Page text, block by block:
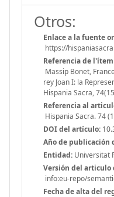
Otros:
Enlace a la fuente
https://
Referencia de l'ítem
Massip Bonet,
rey Joan I: la
Hispania Sacra,
Referencia al
Hispania Sacra. 74
DOI del artículo:
Año de publicación
Entidad: Universitat
Versión del articulo
info:eu-repo/
Fecha de alta del